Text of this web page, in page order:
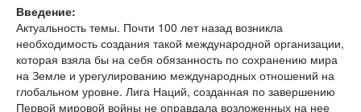
Введение:
Актуальность темы. Почти 100 лет назад возникла
необходимость создания такой международной организации,
которая взяла бы на себя обязанность по сохранению мира
на Земле и урегулированию международных отношений на
глобальном уровне. Лига Наций, созданная по завершению
Первой мировой войны не оправдала возложенных на нее